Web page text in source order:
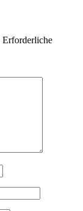
Erforderliche